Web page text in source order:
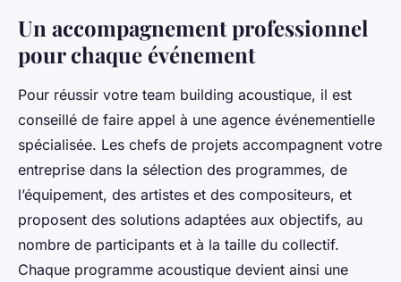
Un accompagnement professionnel
pour chaque événement
Pour réussir votre team building acoustique, il est
conseillé de faire appel à une agence événementielle
spécialisée. Les chefs de projets accompagnent votre
entreprise dans la sélection des programmes, de
l’équipement, des artistes et des compositeurs, et
proposent des solutions adaptées aux objectifs, au
nombre de participants et à la taille du collectif.
Chaque programme acoustique devient ainsi une